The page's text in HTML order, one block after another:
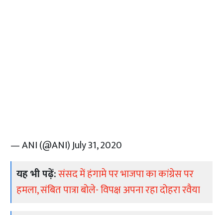
— ANI (@ANI)July 31, 2020
यह भी पढ़ें:संसद में हंगामे पर भाजपा का कांग्रेस पर
हमला, संबित पात्रा बोले- विपक्ष अपना रहा दोहरा रवैया